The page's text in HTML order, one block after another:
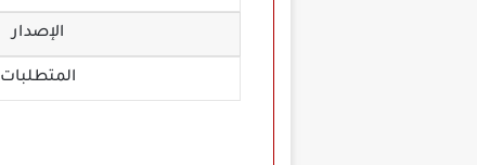
الإصدار
المتطلبات